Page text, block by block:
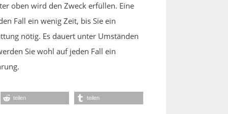
oben wird den Zweck erfüllen. Eine
Fall ein wenig Zeit, bis Sie ein
nötig. Es dauert unter Umständen
Sie wohl auf jeden Fall ein
teilen teilen